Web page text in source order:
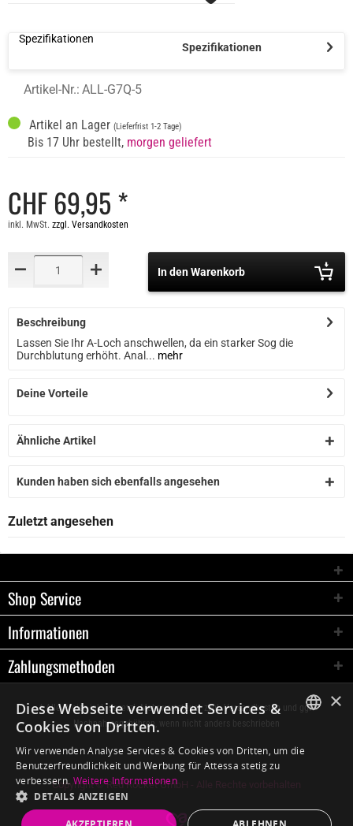
Spezifikationen
Spezifikationen
Artikel-Nr.: ALL-G7Q-5
Artikel an Lager (Lieferfrist 1-2 Tage)
Bis 17 Uhr bestellt, morgen geliefert
CHF 69,95 *
inkl. MwSt. zzgl. Versandkosten
In den Warenkorb
Beschreibung
Lassen Sie Ihr A-Loch anschwellen, da ein starker Sog die
Durchblutung erhöht. Anal... mehr
Deine Vorteile
Ähnliche Artikel
Kunden haben sich ebenfalls angesehen
Zuletzt angesehen
Shop Service
Informationen
Zahlungsmethoden
* Alle Preise inkl. gesetzl. Mehrwertsteuer zzgl.Versandkostenund ggf.
Nachnahmegebühren, wenn nicht anders beschrieben
Copyright © Red Rocket GmbH - Alle Rechte vorbehalten
×
Diese Webseite verwendet Services &
Cookies von Dritten.
Wir verwenden Analyse Services & Cookies von Dritten, um die
Benutzerfreundlichkeit und Werbung für Attessa stetig zu
verbessern. Weitere Informationen
DETAILS ANZEIGEN